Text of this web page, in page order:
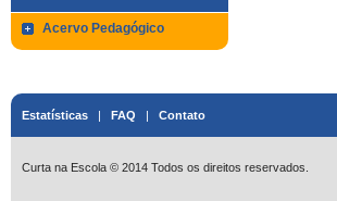
Acervo Pedagógico
Estatísticas | FAQ | Contato
Curta na Escola © 2014 Todos os direitos reservados.